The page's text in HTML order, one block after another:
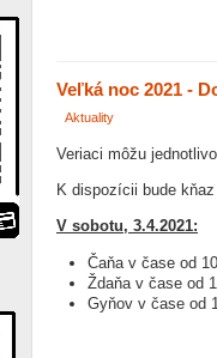
Veľká noc 2021 -
Aktuality
Veriaci môžu
K dispozícii bude
V sobotu, 3.4.2021:
Čaňa v čase od
Ždaňa v čase od
Gyňov v čase od